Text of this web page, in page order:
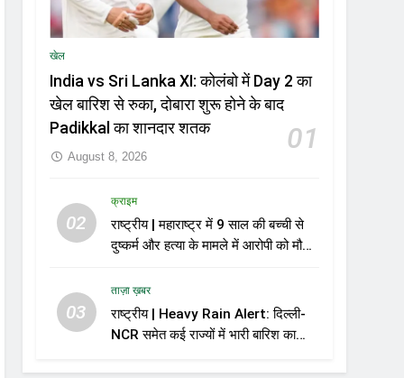
खेल
India vs Sri Lanka XI: कोलंबो में Day 2 का
खेल बारिश से रुका, दोबारा शुरू होने के बाद
Padikkal का शानदार शतक
01
August 8, 2026
02
क्राइम
राष्ट्रीय | महाराष्ट्र में 9 साल की बच्ची से
दुष्कर्म और हत्या के मामले में आरोपी को मौत
03
ताज़ा ख़बर
राष्ट्रीय | Heavy Rain Alert: दिल्ली-
NCR समेत कई राज्यों में भारी बारिश का